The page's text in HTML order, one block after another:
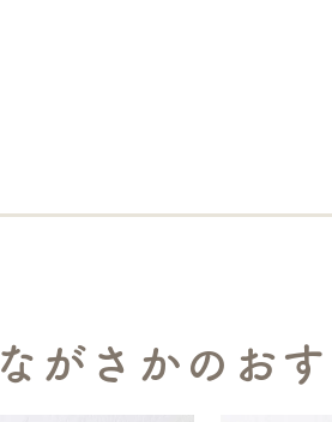
ながさかのお